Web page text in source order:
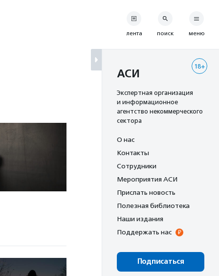
лента поиск меню
18+
АСИ
Экспертная организация
и информационное
агентство некоммерческого
сектора
О нас
Контакты
Сотрудники
Мероприятия АСИ
Прислать новость
Полезная библиотека
Наши издания
Поддержать нас
Подписаться